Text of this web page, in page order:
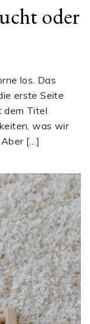
oder
los. Das
erste Seite
dem Titel
was wir
Aber […]